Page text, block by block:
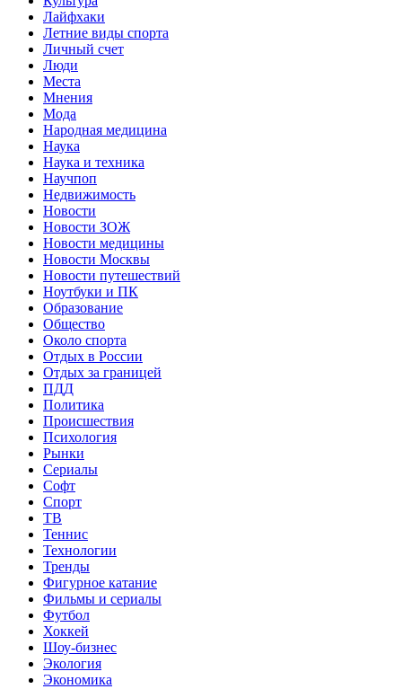
Лайфхаки
Летние виды спорта
Личный счет
Люди
Места
Мнения
Мода
Народная медицина
Наука
Наука и техника
Научпоп
Недвижимость
Новости
Новости ЗОЖ
Новости медицины
Новости Москвы
Новости путешествий
Ноутбуки и ПК
Образование
Общество
Около спорта
Отдых в России
Отдых за границей
ПДД
Политика
Происшествия
Психология
Рынки
Сериалы
Софт
Спорт
ТВ
Теннис
Технологии
Тренды
Фигурное катание
Фильмы и сериалы
Футбол
Хоккей
Шоу-бизнес
Экология
Экономика